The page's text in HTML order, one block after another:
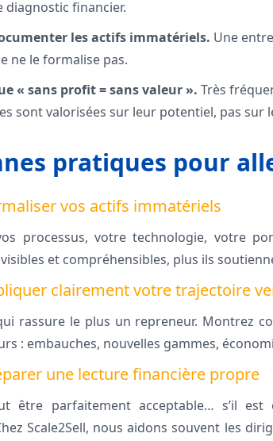
diagnostic financier.
les actifs immatériels. Une
ne le formalise pas.
« sans profit = sans valeur ». Très
sont valorisées sur leur potentiel, pas sur
pratiques pour
vos actifs immatériels
processus, votre technologie, votre
et compréhensibles, plus ils
clairement votre trajectoire
rassure le plus un repreneur. Montrez
: embauches, nouvelles gammes,
une lecture financière propre
être parfaitement acceptable… s’il est
Scale2Sell, nous aidons souvent les